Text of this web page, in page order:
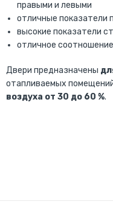
правыми и левыми
отличные показатели
высокие показатели
отличное
Двери предназначены
отапливаемых
воздуха от 30 до 60 %.